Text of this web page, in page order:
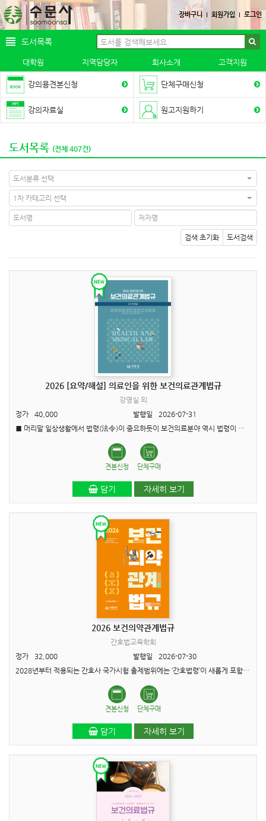
장바구니 회원가입 로그인
도서목록
대학원 지역담당자 회사소개 고객지원
강의용견본신청 단체구매신청
강의자료실 원고지원하기
도서목록 (전체 407건)
도서분류 선택
1차 카테고리 선택
검색 초기화 도서검색
2026 [요약/해설] 의료인을 위한 보건의료관계법규
강영실 외
정가
40,000 발행일
2026-07-31
■ 머리말 일상생활에서 법령(法令)이 중요하듯이 보건의료분야 역시 법령이 중요하다. 보건의료인이 보건의료기관에 종사할 때 법령의 무지(無知)로 인하여 본인은 물론이고 종사하는 보건의료기관에 막대한 손..
견본신청 단체구매
담기 자세히 보기
2026 보건의약관계법규
간호법교육학회
정가
32,000 발행일
2026-07-30
2028년부터 적용되는 간호사 국가시험 출제범위에는 ‘간호법령’이 새롭게 포함됩니다. 또한 국가시험이 임상 직무 중심의 통합평가 체계로 전면 개편됨에 따라, 보건의료관계법규 영역 역시 단순..
견본신청 단체구매
담기 자세히 보기